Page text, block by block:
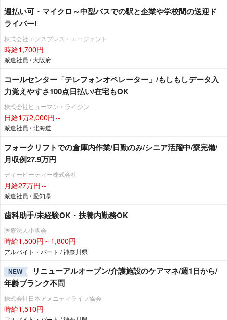
週払い可・マイクロ～中型バスでの駅と企業や学校間の送迎ド
ライバー!
株式会社エクスプレス・エージェント
時給1,700円
派遣社員 / 大阪府
コールセンター「テレフォンオペレーター」/もしもしデータ入
力覚えやすさ100点日払い/在宅もOK
株式会社ヒューマン・ライジン
日給1万2,000円～
派遣社員 / 北海道
フォークリフトでの倉庫内作業/日勤のみ/シニア活躍中/寮完備/
月収例27.9万円
ディーピーティー株式会社
月給27万円～
派遣社員 / 愛知県
歯科助手/未経験OK・扶養内勤務OK
医療法人小國会
時給1,500円～1,800円
アルバイト・パート / 神奈川県
NEW
リニューアルオープン/介護施設のケアマネ/週1日から/
年齢ブランク不問
株式会社日本アメニティライフ協会
時給1,510円